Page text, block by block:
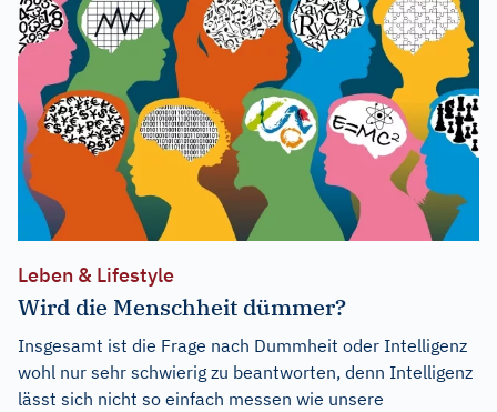
Leben & Lifestyle
Wird die Menschheit dümmer?
Insgesamt ist die Frage nach Dummheit oder Intelligenz
wohl nur sehr schwierig zu beantworten, denn Intelligenz
lässt sich nicht so einfach messen wie unsere